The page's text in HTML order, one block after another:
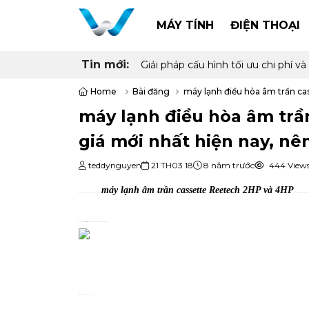
MÁY TÍNH ĐIỆN THOẠI
Tin mới: Giải pháp cấu hình tối ưu chi phí
Home Bài đăng máy lạnh điều hòa âm trần
máy lạnh điều hòa âm
giá mới nhất hiện nay,
teddynguyen 21 TH03 18 8 năm trước 444
máy lạnh âm trần cassette Reetech 2HP và 4HP